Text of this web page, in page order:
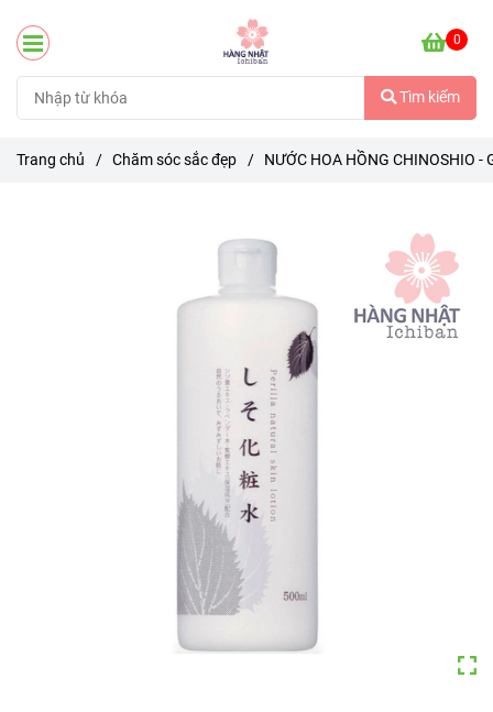
0
Tìm kiếm
Trang chủ / Chăm sóc sắc đẹp / NƯỚC HOA HỒNG CHINOSHIO -